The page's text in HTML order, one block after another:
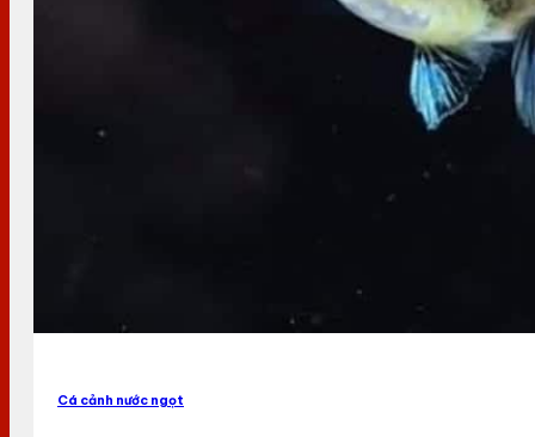
Cá cảnh nước ngọt